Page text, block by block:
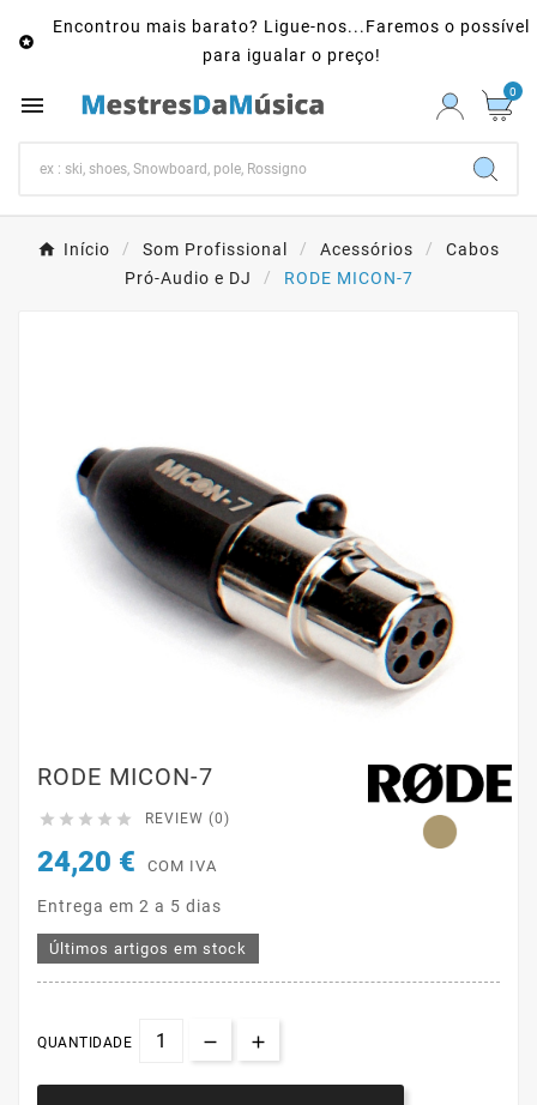

Encontrou mais barato? Ligue-nos...Faremos o possível
para igualar o preço!
 0
Início Som Profissional Acessórios
Cabos
Pró-Audio e DJ
RODE MICON-7
RODE MICON-7
     REVIEW (0)
24,20 € COM IVA
Entrega em 2 a 5 dias
Últimos artigos em stock
QUANTIDADE